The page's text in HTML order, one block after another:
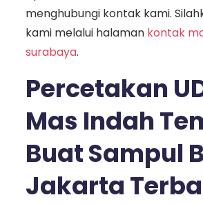
menghubungi kontak kami.
kami melalui halaman kontak
surabaya.
Percetakan
Mas Indah
Buat Sampul
Jakarta